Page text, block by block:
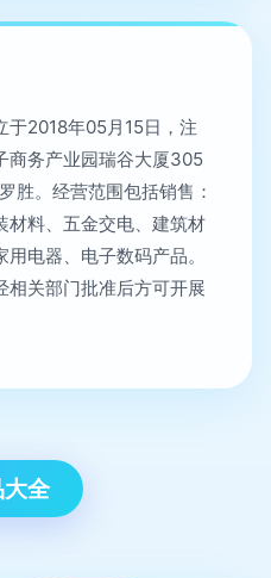
于2018年05月15日，注
商务产业园瑞谷大厦305
胜。经营范围包括销售：
材料、五金交电、建筑材
电器、电子数码产品。
相关部门批准后方可开展
全